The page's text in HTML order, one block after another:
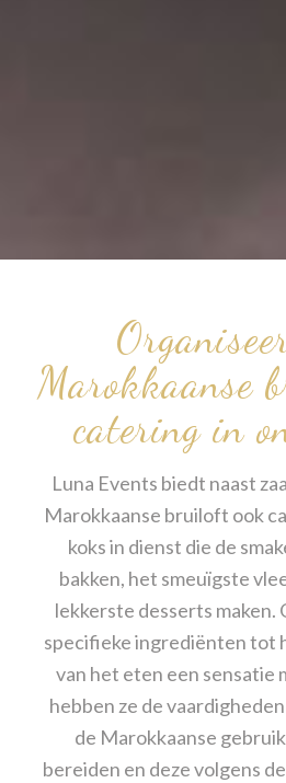
Marokkaanse
catering in
Luna Events biedt naast
Marokkaanse bruiloft ook
koks in dienst die de
bakken, het smeuïgste
lekkerste desserts maken.
specifieke ingrediënten tot
van het eten een sensatie
hebben ze de
de Marokkaanse
bereiden en deze volgens